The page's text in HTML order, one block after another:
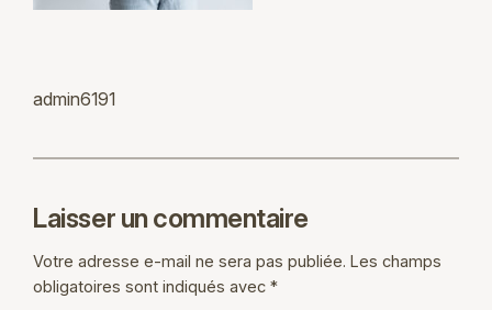
admin6191
Laisser un commentaire
Votre adresse e-mail ne sera pas publiée. Les champs
obligatoires sont indiqués avec*